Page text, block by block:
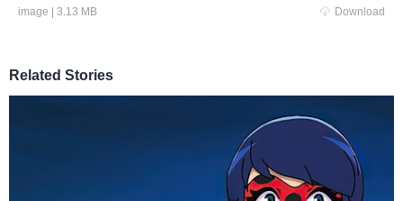
image | 3.13 MB Download
Related Stories